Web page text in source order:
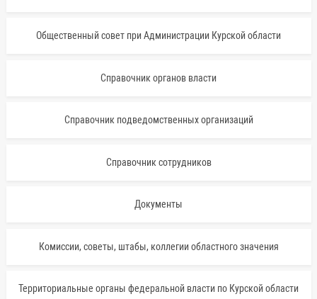
Общественный совет при Администрации Курской области
Справочник органов власти
Справочник подведомственных организаций
Справочник сотрудников
Документы
Комиссии, советы, штабы, коллегии областного значения
Территориальные органы федеральной власти по Курской области